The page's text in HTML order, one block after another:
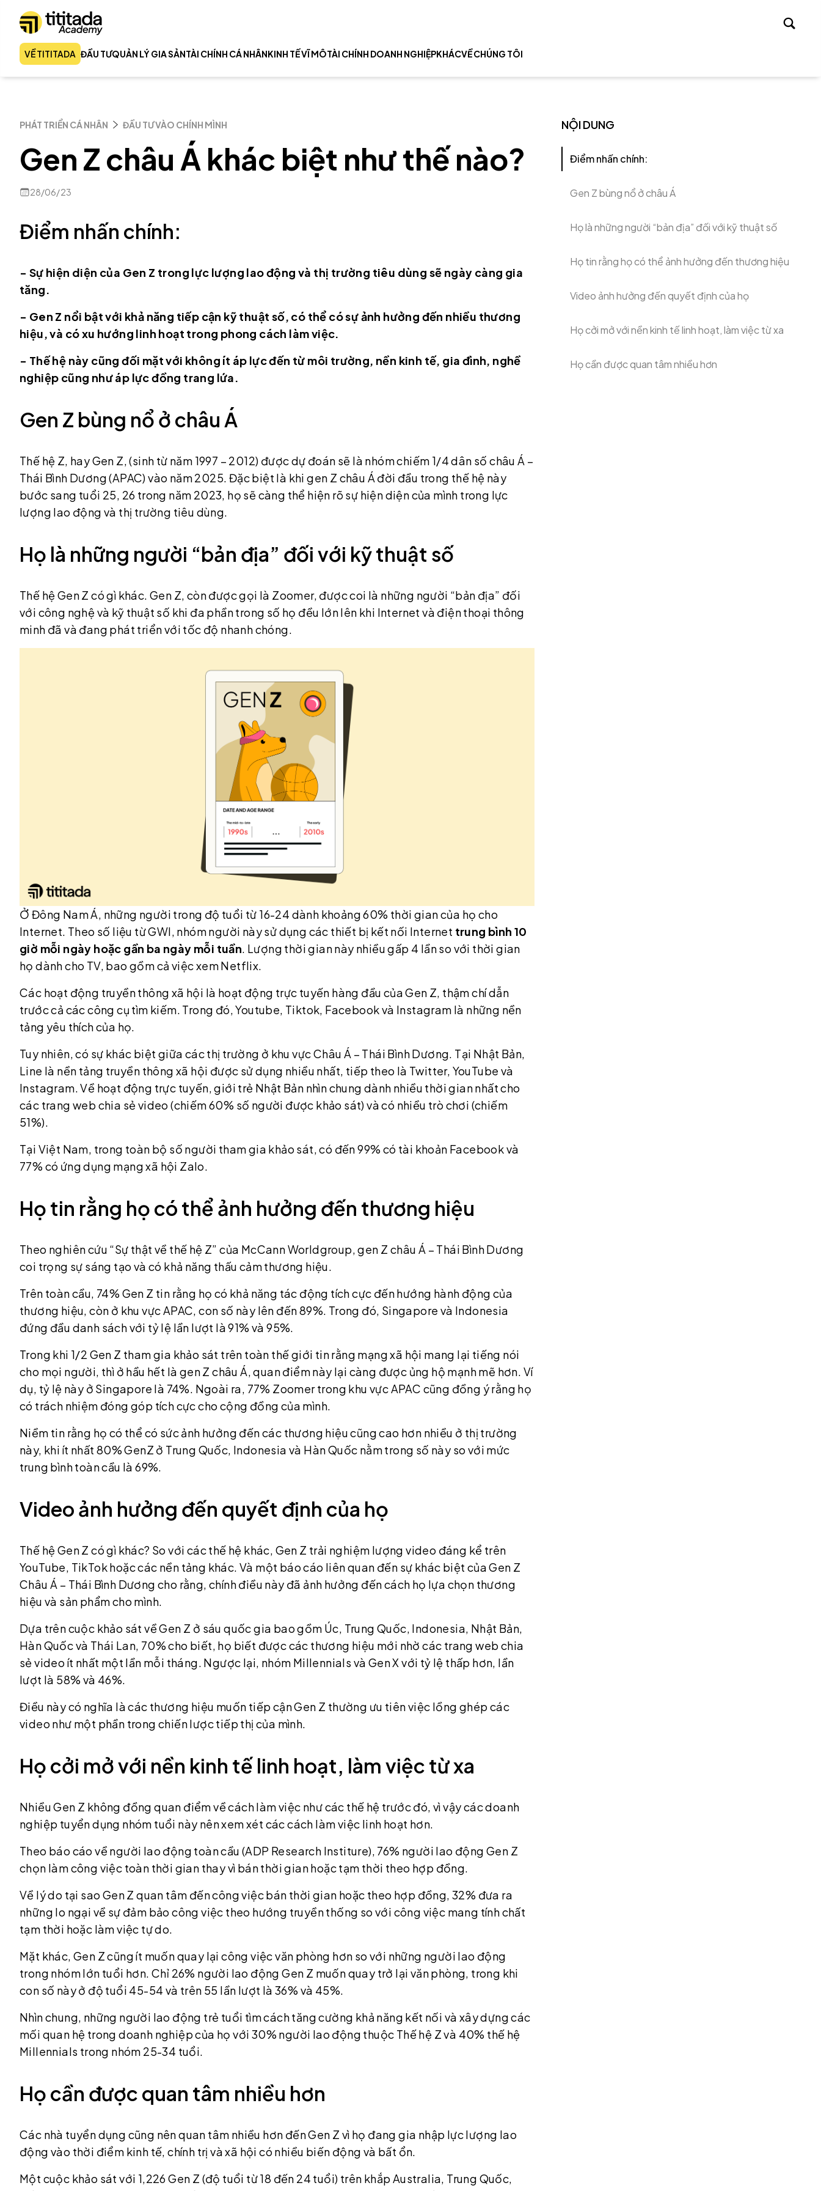
kiếm
VỀ TITITADA ĐẦU TƯQUẢN LÝ GIA SẢNTÀI CHÍNH CÁ NHÂNKINH TẾ VĨ MÔTÀI CHÍNH DOANH NGHIỆPKHÁCVỀ CHÚNG TÔI
PHÁT TRIỂN CÁ NHÂN ĐẦU TƯ VÀO CHÍNH MÌNH
Gen Z châu Á khác biệt như thế nào?
28/06/23
NỘI DUNG
Điểm nhấn chính:
Gen Z bùng nổ ở châu Á
Họ là những người “bản địa” đối với kỹ thuật số
Họ tin rằng họ có thể ảnh hưởng đến thương hiệu
Video ảnh hưởng đến quyết định của họ
Họ cởi mở với nền kinh tế linh hoạt, làm việc từ xa
Họ cần được quan tâm nhiều hơn
Điểm nhấn chính:
- Sự hiện diện của Gen Z trong lực lượng lao động và thị trường tiêu dùng sẽ ngày càng gia
tăng.
- Gen Z nổi bật với khả năng tiếp cận kỹ thuật số, có thể có sự ảnh hưởng đến nhiều thương
hiệu, và có xu hướng linh hoạt trong phong cách làm việc.
- Thế hệ này cũng đối mặt với không ít áp lực đến từ môi trường, nền kinh tế, gia đình, nghề
nghiệp cũng như áp lực đồng trang lứa.
Gen Z bùng nổ ở châu Á
Thế hệ Z, hay Gen Z, (sinh từ năm 1997 – 2012) được dự đoán sẽ là nhóm chiếm 1/4 dân số châu Á –
Thái Bình Dương (APAC) vào năm 2025. Đặc biệt là khi gen Z châu Á đời đầu trong thế hệ này
bước sang tuổi 25, 26 trong năm 2023, họ sẽ càng thể hiện rõ sự hiện diện của mình trong lực
lượng lao động và thị trường tiêu dùng.
Họ là những người “bản địa” đối với kỹ thuật số
Thế hệ Gen Z có gì khác. Gen Z, còn được gọi là Zoomer, được coi là những người “bản địa” đối
với công nghệ và kỹ thuật số khi đa phần trong số họ đều lớn lên khi Internet và điện thoại thông
minh đã và đang phát triển với tốc độ nhanh chóng.
Ở Đông Nam Á, những người trong độ tuổi từ 16-24 dành khoảng 60% thời gian của họ cho
Internet. Theo số liệu từ GWI, nhóm người này sử dụng các thiết bị kết nối Internet trung bình 10
giờ mỗi ngày hoặc gần ba ngày mỗi tuần . Lượng thời gian này nhiều gấp 4 lần so với thời gian
họ dành cho TV, bao gồm cả việc xem Netflix.
Các hoạt động truyền thông xã hội là hoạt động trực tuyến hàng đầu của Gen Z, thậm chí dẫn
trước cả các công cụ tìm kiếm. Trong đó, Youtube, Tiktok, Facebook và Instagram là những nền
tảng yêu thích của họ.
Tuy nhiên, có sự khác biệt giữa các thị trường ở khu vực Châu Á – Thái Bình Dương. Tại Nhật Bản,
Line là nền tảng truyền thông xã hội được sử dụng nhiều nhất, tiếp theo là Twitter, YouTube và
Instagram. Về hoạt động trực tuyến, giới trẻ Nhật Bản nhìn chung dành nhiều thời gian nhất cho
các trang web chia sẻ video (chiếm 60% số người được khảo sát) và có nhiều trò chơi (chiếm
51%).
Tại Việt Nam, trong toàn bộ số người tham gia khảo sát, có đến 99% có tài khoản Facebook và
77% có ứng dụng mạng xã hội Zalo.
Họ tin rằng họ có thể ảnh hưởng đến thương hiệu
Theo nghiên cứu “Sự thật về thế hệ Z” của McCann Worldgroup, gen Z châu Á – Thái Bình Dương
coi trọng sự sáng tạo và có khả năng thấu cảm thương hiệu.
Trên toàn cầu, 74% Gen Z tin rằng họ có khả năng tác động tích cực đến hướng hành động của
thương hiệu, còn ở khu vực APAC, con số này lên đến 89%. Trong đó, Singapore và Indonesia
đứng đầu danh sách với tỷ lệ lần lượt là 91% và 95%.
Trong khi 1/2 Gen Z tham gia khảo sát trên toàn thế giới tin rằng mạng xã hội mang lại tiếng nói
cho mọi người, thì ở hầu hết là gen Z châu Á, quan điểm này lại càng được ủng hộ mạnh mẽ hơn. Ví
dụ, tỷ lệ này ở Singapore là 74%. Ngoài ra, 77% Zoomer trong khu vực APAC cũng đồng ý rằng họ
có trách nhiệm đóng góp tích cực cho cộng đồng của mình.
Niềm tin rằng họ có thể có sức ảnh hưởng đến các thương hiệu cũng cao hơn nhiều ở thị trường
này, khi ít nhất 80% GenZ ở Trung Quốc, Indonesia và Hàn Quốc nằm trong số này so với mức
trung bình toàn cầu là 69%.
Video ảnh hưởng đến quyết định của họ
Thế hệ Gen Z có gì khác? So với các thế hệ khác, Gen Z trải nghiệm lượng video đáng kể trên
YouTube, TikTok hoặc các nền tảng khác. Và một báo cáo liên quan đến sự khác biệt của Gen Z
Châu Á – Thái Bình Dương cho rằng, chính điều này đã ảnh hưởng đến cách họ lựa chọn thương
hiệu và sản phẩm cho mình.
Dựa trên cuộc khảo sát về Gen Z ở sáu quốc gia bao gồm Úc, Trung Quốc, Indonesia, Nhật Bản,
Hàn Quốc và Thái Lan, 70% cho biết, họ biết được các thương hiệu mới nhờ các trang web chia
sẻ video ít nhất một lần mỗi tháng. Ngược lại, nhóm Millennials và Gen X với tỷ lệ thấp hơn, lần
lượt là 58% và 46%.
Điều này có nghĩa là các thương hiệu muốn tiếp cận Gen Z thường ưu tiên việc lồng ghép các
video như một phần trong chiến lược tiếp thị của mình.
Họ cởi mở với nền kinh tế linh hoạt, làm việc từ xa
Nhiều Gen Z không đồng quan điểm về cách làm việc như các thế hệ trước đó, vì vậy các doanh
nghiệp tuyển dụng nhóm tuổi này nên xem xét các cách làm việc linh hoạt hơn.
Theo báo cáo về người lao động toàn cầu (ADP Research Institure), 76% người lao động Gen Z
chọn làm công việc toàn thời gian thay vì bán thời gian hoặc tạm thời theo hợp đồng.
Về lý do tại sao Gen Z quan tâm đến công việc bán thời gian hoặc theo hợp đồng, 32% đưa ra
những lo ngại về sự đảm bảo công việc theo hướng truyền thống so với công việc mang tính chất
tạm thời hoặc làm việc tự do.
Mặt khác, Gen Z cũng ít muốn quay lại công việc văn phòng hơn so với những người lao động
trong nhóm lớn tuổi hơn. Chỉ 26% người lao động Gen Z muốn quay trở lại văn phòng, trong khi
con số này ở độ tuổi 45-54 và trên 55 lần lượt là 36% và 45%.
Nhìn chung, những người lao động trẻ tuổi tìm cách tăng cường khả năng kết nối và xây dựng các
mối quan hệ trong doanh nghiệp của họ với 30% người lao động thuộc Thế hệ Z và 40% thế hệ
Millennials trong nhóm 25-34 tuổi.
Họ cần được quan tâm nhiều hơn
Các nhà tuyển dụng cũng nên quan tâm nhiều hơn đến Gen Z vì họ đang gia nhập lực lượng lao
động vào thời điểm kinh tế, chính trị và xã hội có nhiều biến động và bất ổn.
Một cuộc khảo sát với 1,226 Gen Z (độ tuổi từ 18 đến 24 tuổi) trên khắp Australia, Trung Quốc,